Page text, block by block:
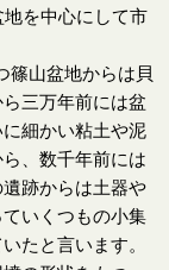
を中心にして市
篠山盆地からは貝
三万年前には盆
細かい粘土や泥
、数千年前には
跡からは土器や
いくつもの小集
たと言います。